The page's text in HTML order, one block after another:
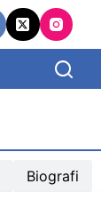
Biografi